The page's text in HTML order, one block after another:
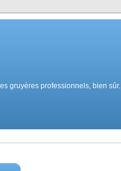
gruyères professionnels, bien sûr.